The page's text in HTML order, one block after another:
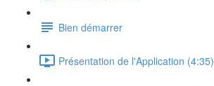
Bien démarrer
Présentation de l'Application (4:35)